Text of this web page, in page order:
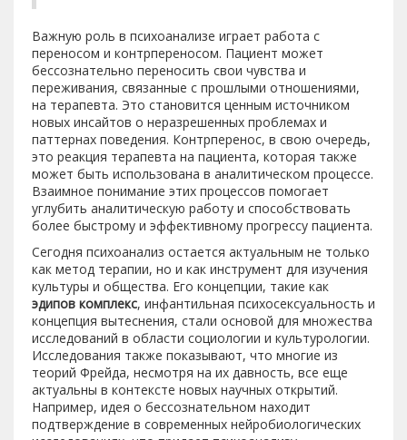
Важную роль в психоанализе играет работа с
переносом и контрпереносом. Пациент может
бессознательно переносить свои чувства и
переживания, связанные с прошлыми отношениями,
на терапевта. Это становится ценным источником
новых инсайтов о неразрешенных проблемах и
паттернах поведения. Контрперенос, в свою очередь,
это реакция терапевта на пациента, которая также
может быть использована в аналитическом процессе.
Взаимное понимание этих процессов помогает
углубить аналитическую работу и способствовать
более быстрому и эффективному прогрессу пациента.
Сегодня психоанализ остается актуальным не только
как метод терапии, но и как инструмент для изучения
культуры и общества. Его концепции, такие как
эдипов комплекс, инфантильная психосексуальность и
концепция вытеснения, стали основой для множества
исследований в области социологии и культурологии.
Исследования также показывают, что многие из
теорий Фрейда, несмотря на их давность, все еще
актуальны в контексте новых научных открытий.
Например, идея о бессознательном находит
подтверждение в современных нейробиологических